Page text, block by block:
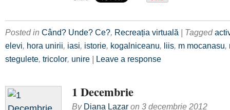
Posted in Când? Unde? Ce?, Recreația virtuală | Tagged
elevi, hora unirii, iasi, istorie, kogalniceanu, liis, m mocanasu,
stegulete, tricolor, unire | Leave a response
1 Decembrie
By Diana Lazar on 3 decembrie 2012